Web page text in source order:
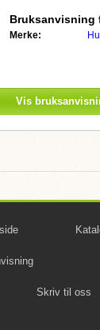
Bruksanvisning
Merke:
Vis
Skriv til oss